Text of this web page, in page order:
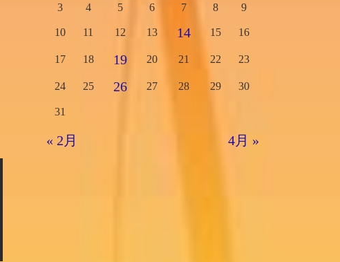
3
4 5 6 7 8 9
10 11 12 13 14 15 16
17 18 19 20 21 22 23
24 25 26 27 28 29 30
31
« 2月 4月 »